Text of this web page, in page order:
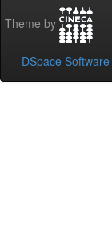
Theme by
DSpace Software